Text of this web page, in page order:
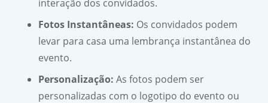
interação dos convidados.
Fotos Instantâneas: Os convidados podem
levar para casa uma lembrança instantânea do
evento.
Personalização: As fotos podem ser
personalizadas com o logotipo do evento ou